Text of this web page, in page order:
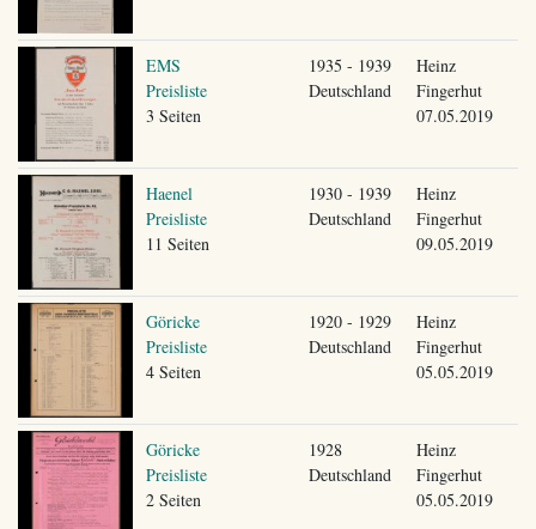
EMS
Preisliste
3 Seiten
1935 - 1939
Deutschland
Heinz
Fingerhut
07.05.2019
Haenel
Preisliste
11 Seiten
1930 - 1939
Deutschland
Heinz
Fingerhut
09.05.2019
Göricke
Preisliste
4 Seiten
1920 - 1929
Deutschland
Heinz
Fingerhut
05.05.2019
Göricke
Preisliste
2 Seiten
1928
Deutschland
Heinz
Fingerhut
05.05.2019